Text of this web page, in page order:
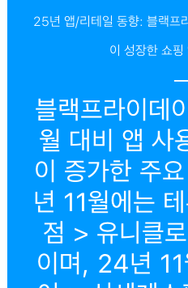
25년 앱/리테일 동향: 블랙프
이 성장한 쇼
─
블랙프라이데
월 대비 앱 사
이 증가한 주
년 11월에는
점 > 유니클
이며, 24년